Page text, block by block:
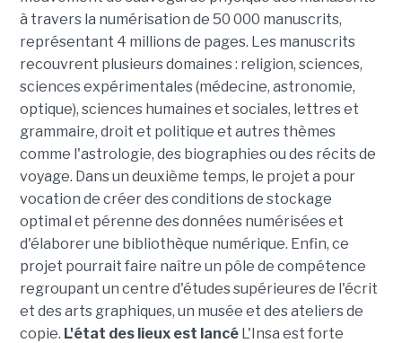
à travers la numérisation de 50 000 manuscrits,
représentant 4 millions de pages. Les manuscrits
recouvrent plusieurs domaines : religion, sciences,
sciences expérimentales (médecine, astronomie,
optique), sciences humaines et sociales, lettres et
grammaire, droit et politique et autres thèmes
comme l'astrologie, des biographies ou des récits de
voyage. Dans un deuxième temps, le projet a pour
vocation de créer des conditions de stockage
optimal et pérenne des données numérisées et
d'élaborer une bibliothèque numérique. Enfin, ce
projet pourrait faire naître un pôle de compétence
regroupant un centre d'études supérieures de l'écrit
et des arts graphiques, un musée et des ateliers de
copie. L'état des lieux est lancéL'Insa est forte